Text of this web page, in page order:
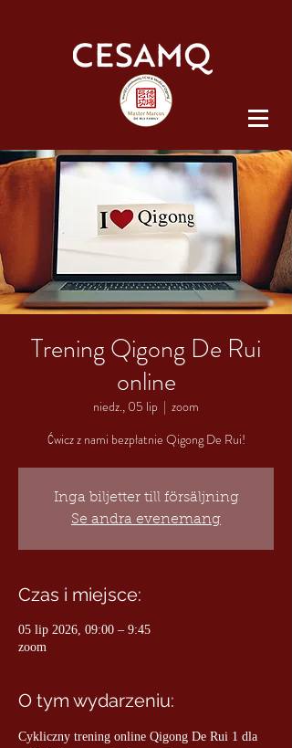
Trening Qigong De Rui
online
niedz., 05 lip
  |
zoom
Ćwicz z nami bezpłatnie Qigong De Rui!
Inga biljetter till försäljning
Se andra evenemang
Czas i miejsce:
05 lip 2026, 09:00 – 9:45
zoom
O tym wydarzeniu:
Cykliczny trening online Qigong De Rui 1 dla